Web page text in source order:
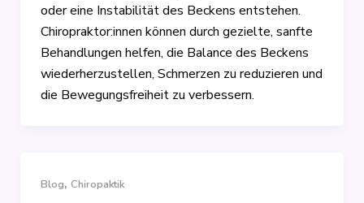
oder eine Instabilität des Beckens entstehen.
Chiropraktor:innen können durch gezielte, sanfte
Behandlungen helfen, die Balance des Beckens
wiederherzustellen, Schmerzen zu reduzieren und
die Bewegungsfreiheit zu verbessern.
Blog, Chiropaktik